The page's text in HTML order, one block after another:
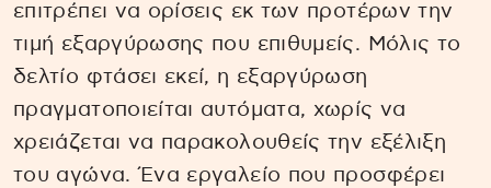
επιτρέπει να ορίσεις εκ των προτέρων την
τιμή εξαργύρωσης που επιθυμείς. Μόλις το
δελτίο φτάσει εκεί, η εξαργύρωση
πραγματοποιείται αυτόματα, χωρίς να
χρειάζεται να παρακολουθείς την εξέλιξη
του αγώνα. Ένα εργαλείο που προσφέρει